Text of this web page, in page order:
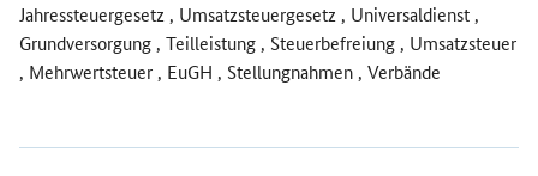
Jahressteuergesetz , Umsatzsteuergesetz , Universaldienst ,
Grundversorgung , Teilleistung , Steuerbefreiung , Umsatzsteuer
, Mehrwertsteuer , EuGH , Stellungnahmen , Verbände